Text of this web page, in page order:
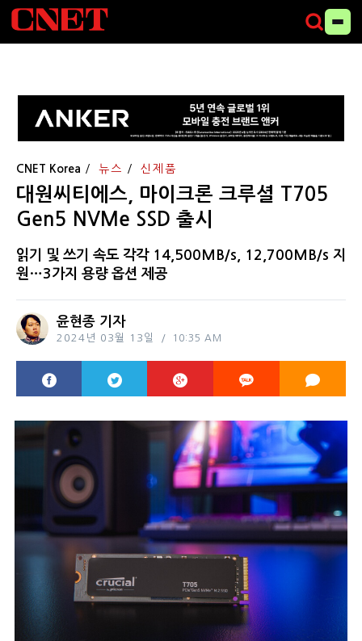
CNET Korea 뉴스 신제품
대원씨티에스, 마이크론 크루셜 T705
Gen5 NVMe SSD 출시
읽기 및 쓰기 속도 각각 14,500MB/s, 12,700MB/s 지
원…3가지 용량 옵션 제공
윤현종 기자
2024년 03월 13일 10:35 AM